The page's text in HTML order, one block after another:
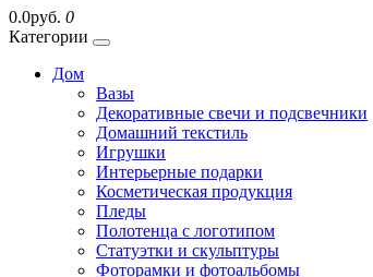
0.0руб. 0
Категории
Дом
Вазы
Декоративные свечи и подсвечники
Домашний текстиль
Игрушки
Интерьерные подарки
Косметическая продукция
Пледы
Полотенца с логотипом
Статуэтки и скульптуры
Фоторамки и фотоальбомы